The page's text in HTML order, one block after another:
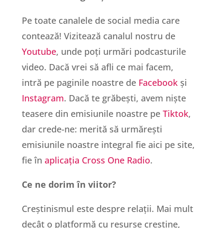
Pe toate canalele de social media care
contează! Vizitează canalul nostru de
Youtube, unde poți urmări podcasturile
video. Dacă vrei să afli ce mai facem,
intră pe paginile noastre de Facebookși
Instagram. Dacă te grăbești, avem niște
teasere din emisiunile noastre pe Tiktok,
dar crede-ne: merită să urmărești
emisiunile noastre integral fie aici pe site,
fie în aplicația Cross One Radio.
Ce ne dorim în viitor?
Creștinismul este despre relații. Mai mult
decât o platformă cu resurse creștine,